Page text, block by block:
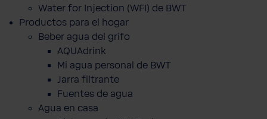
Water for Injection (WFI) de BWT
Productos para el hogar
Beber agua del grifo
AQUAdrink
Mi agua personal de BWT
Jarra filtrante
Fuentes de agua
Agua en casa